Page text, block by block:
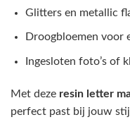
Glitters en metallic
Droogbloemen voor
Ingesloten foto’s of
Met deze resin letter
perfect past bij jouw